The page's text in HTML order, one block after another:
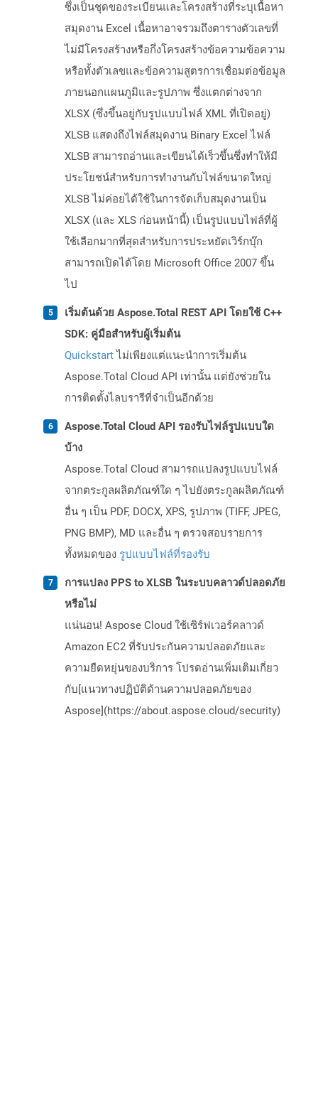
ซึ่งเป็นชุดของระเบียนและโครงสร้างที่ระบุเนื้อหา
สมุดงาน Excel เนื้อหาอาจรวมถึงตารางตัวเลขที่
ไม่มีโครงสร้างหรือกึ่งโครงสร้างข้อความข้อความ
หรือทั้งตัวเลขและข้อความสูตรการเชื่อมต่อข้อมูล
ภายนอกแผนภูมิและรูปภาพ ซึ่งแตกต่างจาก
XLSX (ซึ่งขึ้นอยู่กับรูปแบบไฟล์ XML ที่เปิดอยู่)
XLSB แสดงถึงไฟล์สมุดงาน Binary Excel ไฟล์
XLSB สามารถอ่านและเขียนได้เร็วขึ้นซึ่งทำให้มี
ประโยชน์สำหรับการทำงานกับไฟล์ขนาดใหญ่
XLSB ไม่ค่อยได้ใช้ในการจัดเก็บสมุดงานเป็น
XLSX (และ XLS ก่อนหน้านี้) เป็นรูปแบบไฟล์ที่ผู้
ใช้เลือกมากที่สุดสำหรับการประหยัดเวิร์กบุ๊ก
สามารถเปิดได้โดย Microsoft Office 2007 ขึ้น
ไป
เริ่มต้นด้วย Aspose.Total REST API โดยใช้ C++
SDK: คู่มือสำหรับผู้เริ่มต้น
Quickstartไม่เพียงแต่แนะนำการเริ่มต้น
Aspose.Total Cloud API เท่านั้น แต่ยังช่วยใน
การติดตั้งไลบรารีที่จำเป็นอีกด้วย
Aspose.Total Cloud API รองรับไฟล์รูปแบบใด
บ้าง
Aspose.Total Cloud สามารถแปลงรูปแบบไฟล์
จากตระกูลผลิตภัณฑ์ใด ๆ ไปยังตระกูลผลิตภัณฑ์
อื่น ๆ เป็น PDF, DOCX, XPS, รูปภาพ (TIFF, JPEG,
PNG BMP), MD และอื่น ๆ ตรวจสอบรายการ
ทั้งหมดของ รูปแบบไฟล์ที่รองรับ
การแปลง PPS to XLSB ในระบบคลาวด์ปลอดภัย
หรือไม่
แน่นอน! Aspose Cloud ใช้เซิร์ฟเวอร์คลาวด์
Amazon EC2 ที่รับประกันความปลอดภัยและ
ความยืดหยุ่นของบริการ โปรดอ่านเพิ่มเติมเกี่ยว
กับ[แนวทางปฏิบัติด้านความปลอดภัยของ
Aspose](https://about.aspose.cloud/security)